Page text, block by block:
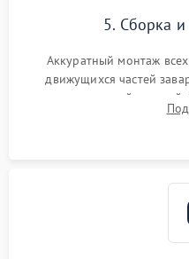
5. Сборка
Аккуратный монтаж
движущихся частей
силиконовой
декальцинации и